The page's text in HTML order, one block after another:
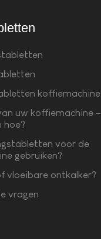
koffiemachine
uw koffiemachine –
hoe?
voor de
gebruiken?
vloeibare ontkalker?
vragen